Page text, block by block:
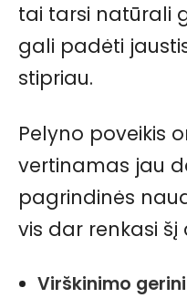
tai tarsi natūrali
gali padėti
stipriau.
Pelyno poveikis
vertinamas jau
pagrindinės
vis dar renkasi šį
Virškinimo